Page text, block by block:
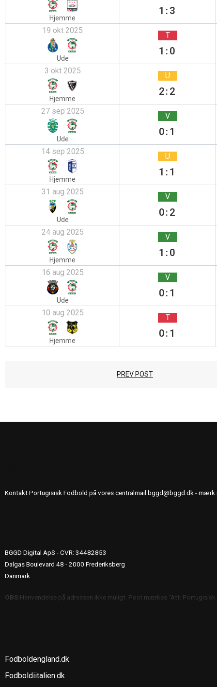
Hjemme
1:3
19 okt 2025
Ude
T
1:0
3 okt 2025
Hjemme
U
2:2
27 sep 2025
Ude
V
0:1
14 sep 2025
Hjemme
U
1:1
31 aug 2025
Ude
V
0:2
24 aug 2025
Hjemme
V
1:0
16 aug 2025
Ude
V
0:1
10 aug 2025
Hjemme
T
0:1
PREV POST
Kontakt Portugisisk Fodbold på vores centralmail bggd@bggd.dk - mærk
BGGD Digital ApS - CVR: 34482853
Dalgas Boulevard 48 - 2000 Frederiksberg
Danmark
OBS:Henvendelse på adressen ikke muligt. Post mærkes "Att:
Fodboldengland.dk
Fodboldiitalien.dk